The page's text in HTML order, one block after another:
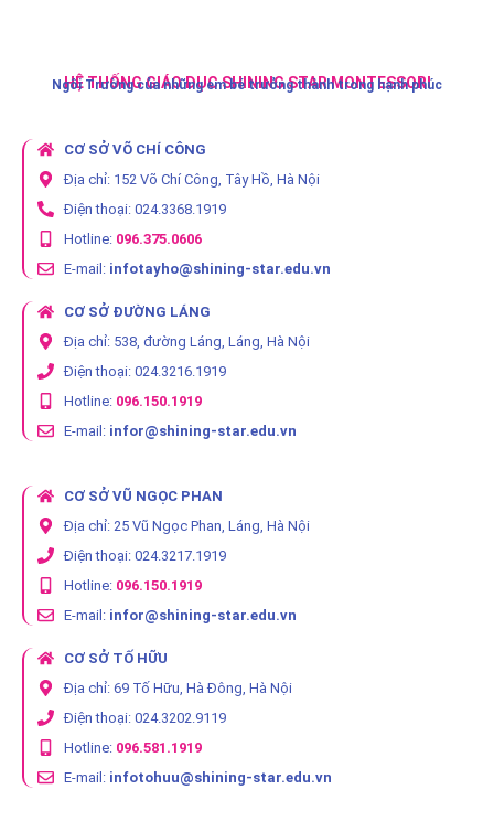
HỆ THỐNG GIÁO DỤC SHINING STAR MONTESSORI
Ngôi Trường của những em bé trưởng thành trong hạnh phúc
CƠ SỞ VÕ CHÍ CÔNG
Địa chỉ: 152 Võ Chí Công, Tây Hồ, Hà Nội
Điện thoại: 024.3368.1919
Hotline: 096.375.0606
E-mail: infotayho@shining-star.edu.vn
CƠ SỞ ĐƯỜNG LÁNG
Địa chỉ: 538, đường Láng, Láng, Hà Nội
Điện thoại: 024.3216.1919
Hotline: 096.150.1919
E-mail: infor@shining-star.edu.vn
CƠ SỞ VŨ NGỌC PHAN
Địa chỉ: 25 Vũ Ngọc Phan, Láng, Hà Nội
Điện thoại: 024.3217.1919
Hotline: 096.150.1919
E-mail: infor@shining-star.edu.vn
CƠ SỞ TỐ HỮU
Địa chỉ: 69 Tố Hữu, Hà Đông, Hà Nội
Điện thoại: 024.3202.9119
Hotline: 096.581.1919
E-mail: infotohuu@shining-star.edu.vn